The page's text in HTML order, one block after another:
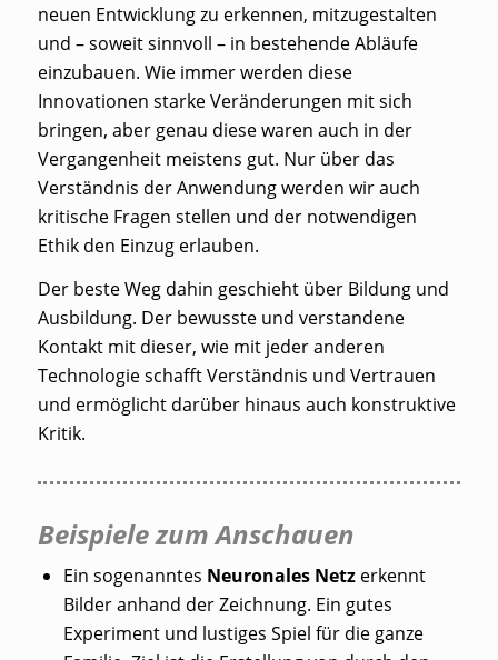
neuen Entwicklung zu erkennen, mitzugestalten
und – soweit sinnvoll – in bestehende Abläufe
einzubauen. Wie immer werden diese
Innovationen starke Veränderungen mit sich
bringen, aber genau diese waren auch in der
Vergangenheit meistens gut. Nur über das
Verständnis der Anwendung werden wir auch
kritische Fragen stellen und der notwendigen
Ethik den Einzug erlauben.
Der beste Weg dahin geschieht über Bildung und
Ausbildung. Der bewusste und verstandene
Kontakt mit dieser, wie mit jeder anderen
Technologie schafft Verständnis und Vertrauen
und ermöglicht darüber hinaus auch konstruktive
Kritik.
Beispiele zum Anschauen
Ein sogenanntes Neuronales Netzerkennt
Bilder anhand der Zeichnung. Ein gutes
Experiment und lustiges Spiel für die ganze